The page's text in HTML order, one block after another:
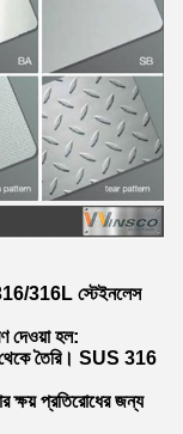
316L স্টেইনলেস
দেওয়া হল:
তৈরি। SUS 316
ক্ষয় প্রতিরোধের জন্য